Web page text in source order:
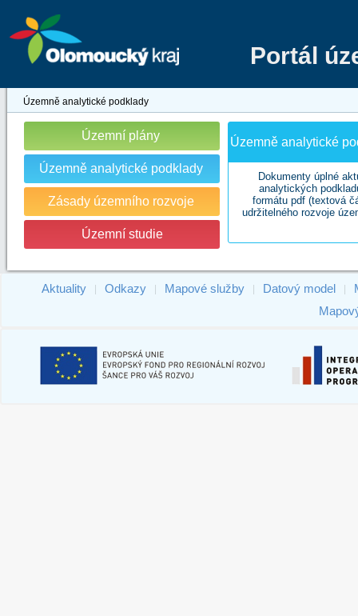
Portál
Územně analytické podklady
Územní plány
Územně analytické podklady
Zásady územního rozvoje
Územní studie
Územně analytické
Dokumenty úplné
analytických
formátu pdf (textová
udržitelného rozvoje
Aktuality Odkazy Mapové služby Datový model